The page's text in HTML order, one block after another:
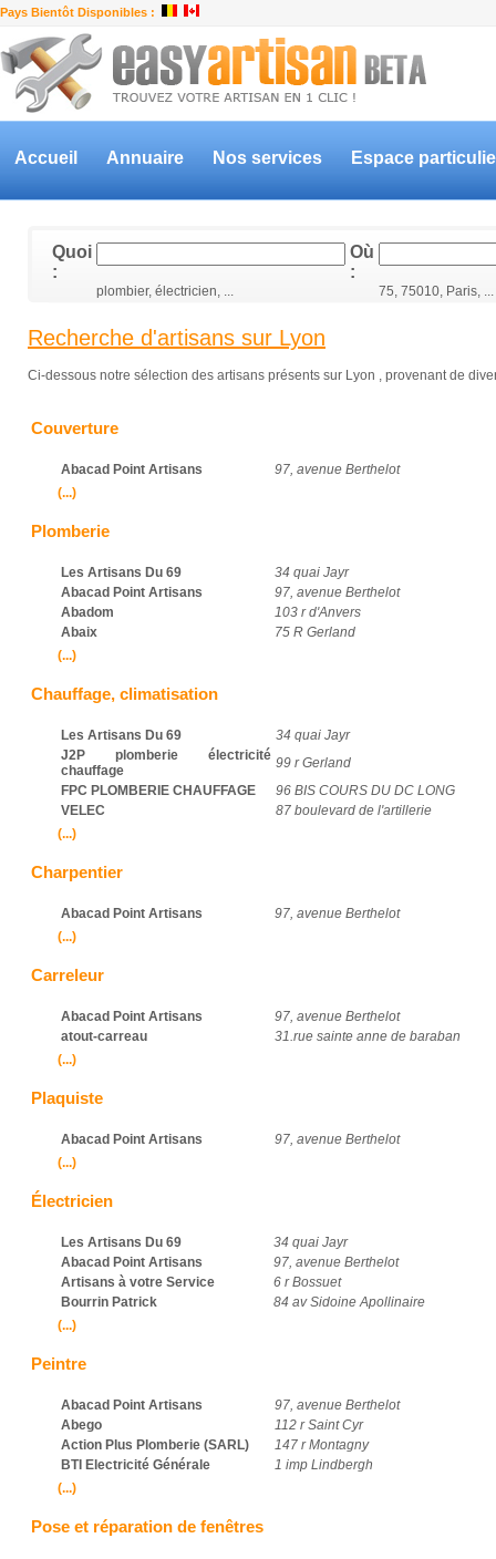
Pays Bientôt Disponibles :
Accueil Annuaire Nos services Espace
Quoi
:
Où
:
plombier, électricien, ... 75, 75010, Paris, ...
Recherche d'artisans sur Lyon
Ci-dessous notre sélection des artisans présents sur Lyon , provenant de
Couverture
Abacad Point Artisans
97, avenue Berthelot
(...)
Plomberie
Les Artisans Du 69
34 quai Jayr
Abacad Point Artisans
97, avenue Berthelot
Abadom
103 r d'Anvers
Abaix
75 R Gerland
(...)
Chauffage, climatisation
Les Artisans Du 69
34 quai Jayr
J2P plomberie électricité
chauffage
99 r Gerland
FPC PLOMBERIE CHAUFFAGE
96 BIS COURS DU DC LONG
VELEC
87 boulevard de l'artillerie
(...)
Charpentier
Abacad Point Artisans
97, avenue Berthelot
(...)
Carreleur
Abacad Point Artisans
97, avenue Berthelot
atout-carreau
31.rue sainte anne de baraban
(...)
Plaquiste
Abacad Point Artisans
97, avenue Berthelot
(...)
Électricien
Les Artisans Du 69
34 quai Jayr
Abacad Point Artisans
97, avenue Berthelot
Artisans à votre Service
6 r Bossuet
Bourrin Patrick
84 av Sidoine Apollinaire
(...)
Peintre
Abacad Point Artisans
97, avenue Berthelot
Abego
112 r Saint Cyr
Action Plus Plomberie (SARL)
147 r Montagny
BTI Electricité Générale
1 imp Lindbergh
(...)
Pose et réparation de fenêtres